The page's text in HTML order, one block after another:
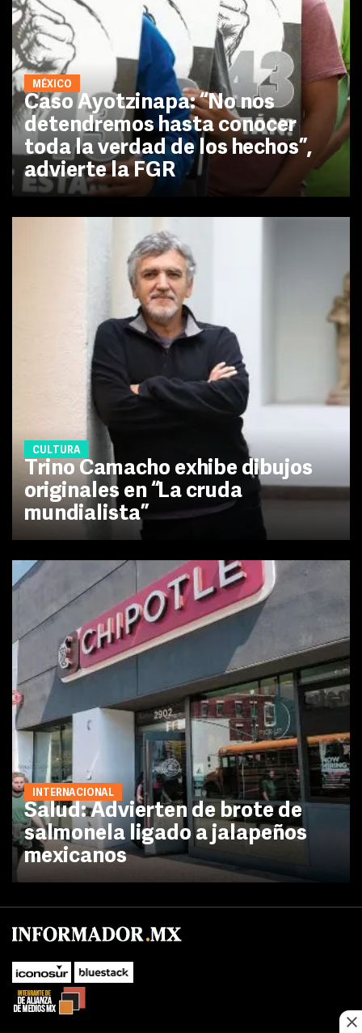
MÉXICO
Caso Ayotzinapa: “No nos
detendremos hasta conocer
toda la verdad de los hechos”,
advierte la FGR
CULTURA
Trino Camacho exhibe dibujos
originales en “La cruda
mundialista”
INTERNACIONAL
Salud: Advierten de brote de
salmonela ligado a jalapeños
mexicanos